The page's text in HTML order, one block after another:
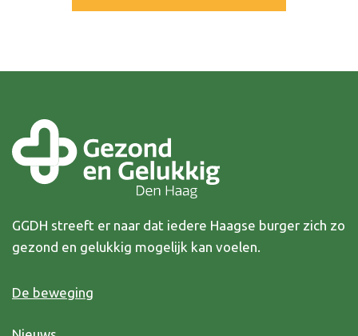
GGDH streeft er naar dat iedere Haagse burger zich zo
gezond en gelukkig mogelijk kan voelen.
De beweging